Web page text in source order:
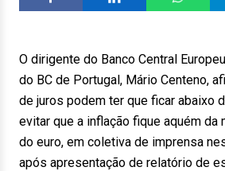
O dirigente do Banco Central
do BC de Portugal, Mário Centeno,
de juros podem ter que ficar abaixo
evitar que a inflação fique aquém da
do euro, em coletiva de imprensa
após apresentação de relatório de